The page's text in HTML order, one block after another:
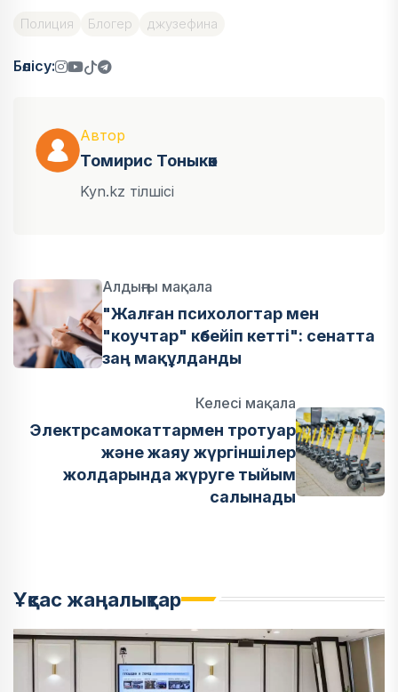
Полиция Блогер джузефина
Бөлісу:
Автор
Томирис Тоныкөк
Kyn.kz тілшісі
Алдыңғы мақала
"Жалған психологтар мен
"коучтар" көбейіп кетті": сенатта
заң мақұлданды
Келесі мақала
Электрсамокаттармен тротуар
және жаяу жүргіншілер
жолдарында жүруге тыйым
салынады
Ұқсас жаңалықтар